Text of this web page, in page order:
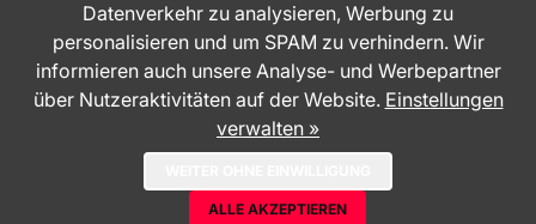
GmbH - © 2026
Datenverkehr zu analysieren, Werbung zu
personalisieren und um SPAM zu verhindern. Wir
informieren auch unsere Analyse- und Werbepartner
über Nutzeraktivitäten auf der Website. Einstellungen
verwalten »
ALLE AKZEPTIEREN